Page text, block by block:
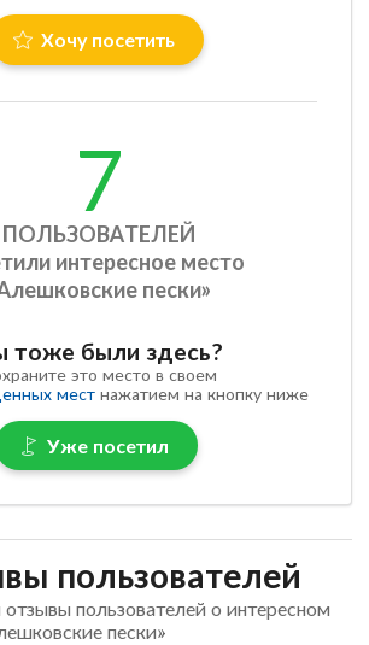
Хочу посетить
7
ПОЛЬЗОВАТЕЛЕЙ
интересное место
пески»
тоже были здесь?
это место в своем
местнажатием на кнопку ниже
Уже посетил
пользователей
пользователей о интересном
пески»